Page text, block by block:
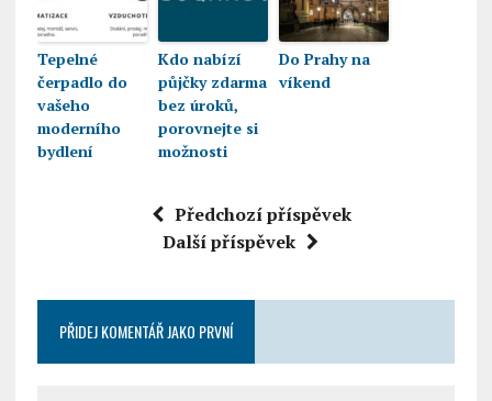
Tepelné
čerpadlo do
vašeho
moderního
bydlení
Kdo nabízí
půjčky zdarma
bez úroků,
porovnejte si
možnosti
Do Prahy na
víkend
Předchozí příspěvek
Další příspěvek
PŘIDEJ KOMENTÁŘ JAKO PRVNÍ